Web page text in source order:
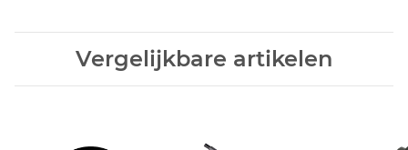
Vergelijkbare artikelen